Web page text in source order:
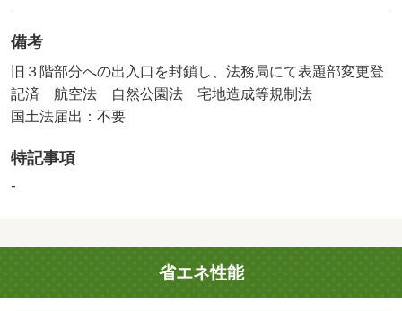
全室クロス張替え／床（フローリング等）
※実施年月は、施工箇所の中で最も古いものを表示してい
ます
備考
旧３階部分への出入口を封鎖し、法務局にて表題部変更登
記済 航空法 自然公園法 宅地造成等規制法
国土法届出：不要
特記事項
-
省エネ性能